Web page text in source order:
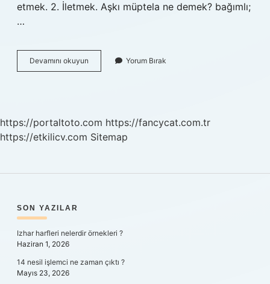
etmek. 2. İletmek. Aşkı müptela ne demek? bağımlı;
…
Devamını okuyun
Sana
Yorum Bırak
https://portaltoto.com https://fancycat.com.tr
https://etkilicv.com Sitemap
SIDEBAR
SON YAZILAR
Izhar harfleri nelerdir örnekleri ?
Haziran 1, 2026
14 nesil işlemci ne zaman çıktı ?
Mayıs 23, 2026